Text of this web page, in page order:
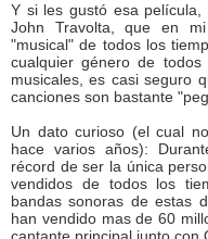
Y si les gustó esa
John Travolta, que en
"musical" de todos los
cualquier género de
musicales, es casi seguro
canciones son bastante
Un dato curioso (el cual
hace varios años):
récord de ser la única
vendidos de todos los
bandas sonoras de estas
han vendido mas de 60